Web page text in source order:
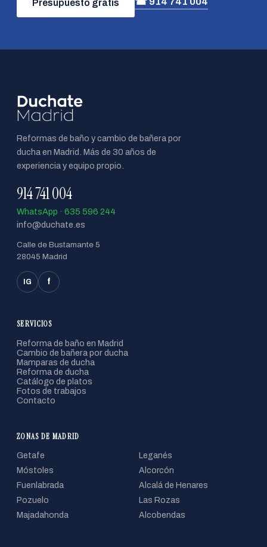
Presupuesto gratis
Reformas de baño y cambio de bañera por
ducha en Madrid. Más de 30 años de
experiencia y equipo propio.
914 741 004
WhatsApp · 635 596 244
info@duchate.es
Calle de Bustamante 5
28045 Madrid
IG f
SERVICIOS
Reforma de baño en Madrid
Cambio de bañera por ducha
Mamparas de ducha
Reforma de ducha
Catálogo de platos
Fotos de trabajos
Contacto
ZONAS DE MADRID
Getafe
Leganés
Móstoles
Alcorcón
Fuenlabrada
Alcalá de Henares
Pozuelo
Las Rozas
Majadahonda
Alcobendas